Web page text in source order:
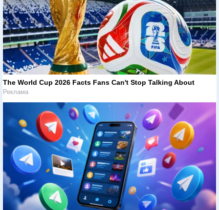
The World Cup 2026 Facts Fans Can't Stop Talking About
Реклама